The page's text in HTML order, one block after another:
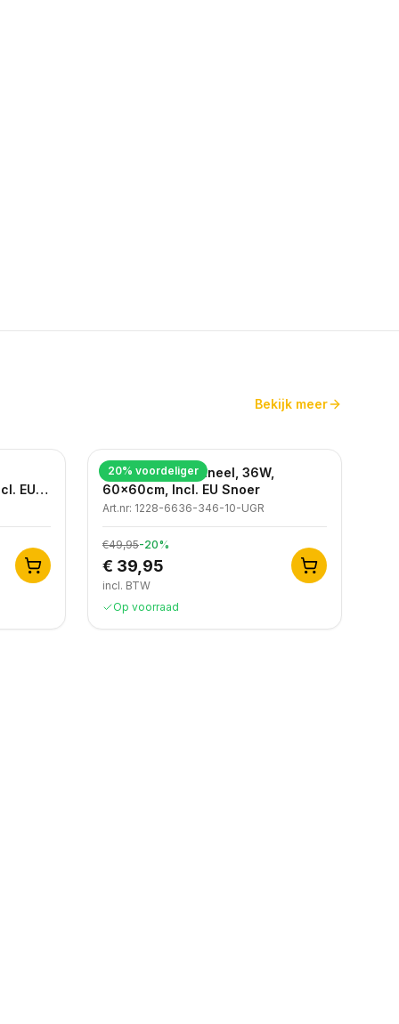
Bekijk meer
EU
20% voordeliger
LED Backlight Paneel, 36W,
60x60cm, Incl. EU Snoer
Art.nr: 1228-6636-346-10-UGR
€49,95-20%
€ 39,95
incl. BTW
Op voorraad